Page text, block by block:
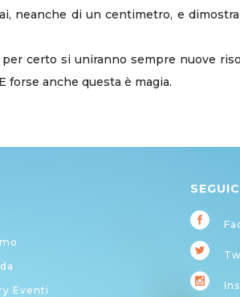
neanche di un centimetro, e
certo si uniranno sempre nuove
forse anche questa è magia.
Eventi